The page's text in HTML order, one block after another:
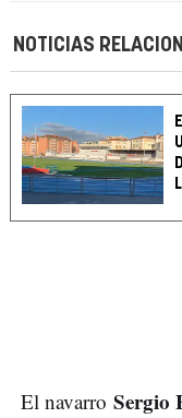
NOTICIAS
El navarro Sergio